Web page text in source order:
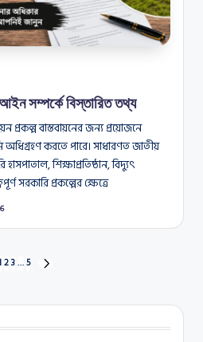
সম্পর্কে বিস্তারিত তথ্য
প্রকল্প বাস্তবায়নের জন্য প্রয়োজনে
অধিগ্রহণ করতে পারে। সাধারণত জাতীয়
শিক্ষাপ্রতিষ্ঠান, বিদ্যুৎ
সরকারি প্রকল্পের ক্ষেত্রে
23…5